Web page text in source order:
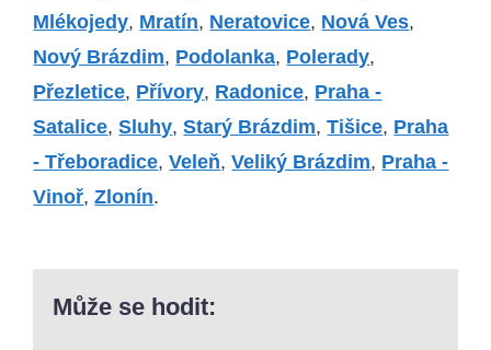
Mlékojedy, Mratín, Neratovice, Nová Ves,
Nový Brázdim, Podolanka, Polerady,
Přezletice, Přívory, Radonice, Praha -
Satalice,Sluhy,Starý Brázdim,Tišice, Praha
- Třeboradice,Veleň,Veliký Brázdim, Praha -
Vinoř,Zlonín.
Může se hodit: